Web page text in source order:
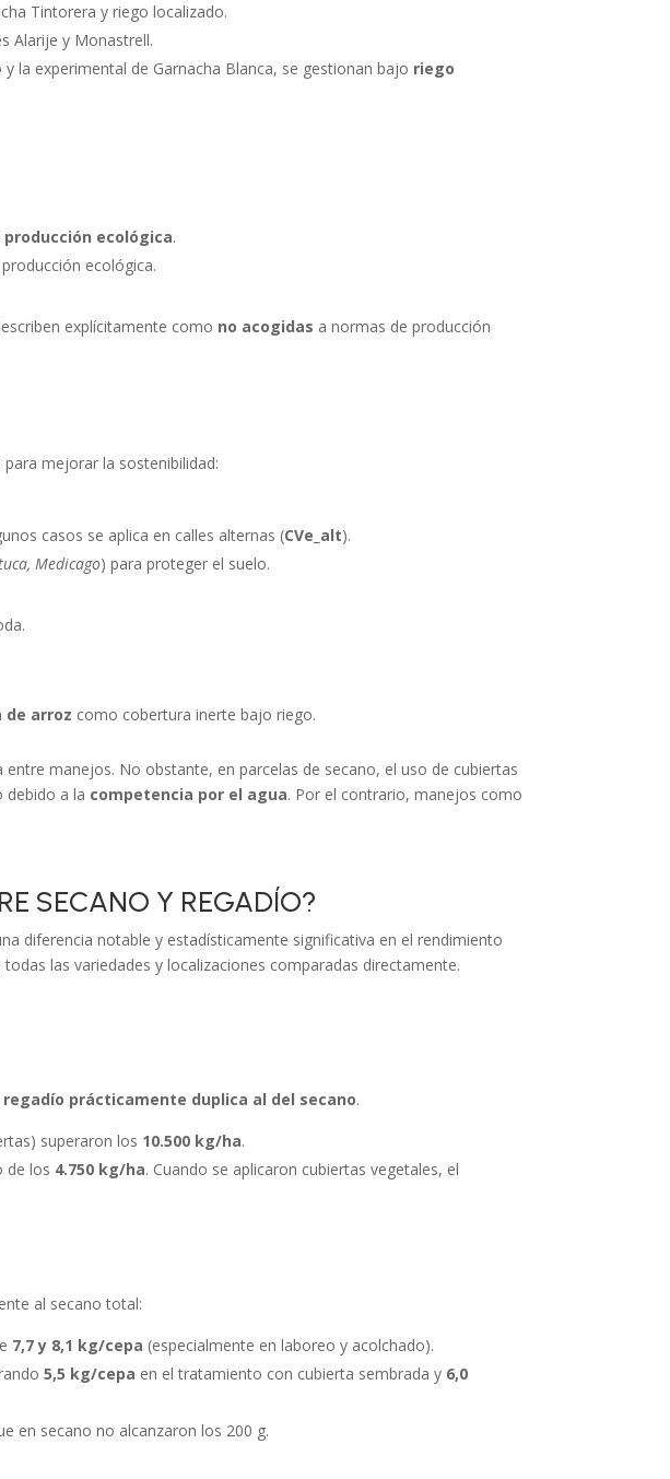
Tintorera y riego localizado.
Alarije y Monastrell.
la experimental de Garnacha Blanca, se gestionan bajo riego
producción ecológica.
ecológica.
explícitamente como no acogidas a normas de producción
mejorar la sostenibilidad:
casos se aplica en calles alternas (CVe_alt).
Medicago) para proteger el suelo.
de arroz como cobertura inerte bajo riego.
manejos. No obstante, en parcelas de secano, el uso de cubiertas
debido a la competencia por el agua. Por el contrario, manejos como
SECANO Y REGADÍO?
diferencia notable y estadísticamente significativa en el rendimiento
las variedades y localizaciones comparadas directamente.
prácticamente duplica al del secano.
superaron los 10.500 kg/ha.
de los 4.750 kg/ha. Cuando se aplicaron cubiertas vegetales, el
al secano total:
7,7 y 8,1 kg/cepa (especialmente en laboreo y acolchado).
5,5 kg/cepa en el tratamiento con cubierta sembrada y 6,0
en secano no alcanzaron los 200 g.